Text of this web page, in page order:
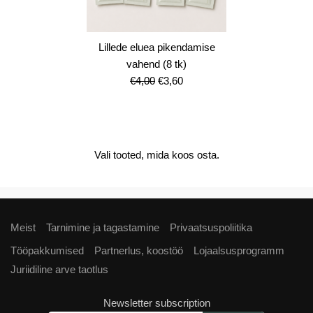
Lillede eluea pikendamise
vahend (8 tk)
€4,00 Algne
€3,60Current
Vali tooted, mida koos osta.
Meist Tarnimine ja tagastamine
Privaatsuspoliitika
Tööpakkumised
Partnerlus, koostöö
Lojaalsusprogramm
Juriidiline arve taotlus
Newsletter subscription